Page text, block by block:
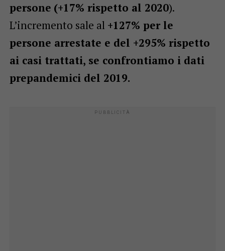
persone (+17% rispetto al 2020).
L’incremento sale al +127% per le
persone arrestate e del +295% rispetto
ai casi trattati, se confrontiamo i dati
prepandemici del 2019.